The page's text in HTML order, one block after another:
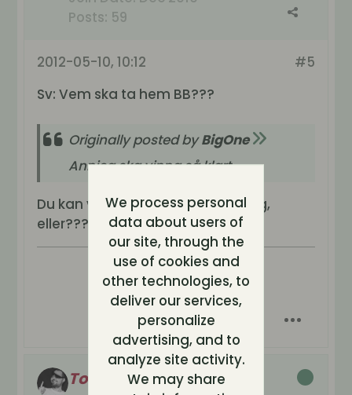
Posts: 59
#5
2012-05-10, 10:12
Sv: Vem ska ta hem BB???
Originally posted byBigOne
Annica ska vinna så klart
Du kan väl ändå inte vara allvarlig,
eller???????????
Tornevall
We process personal
data about users of
our site, through the
use of cookies and
other technologies, to
deliver our services,
personalize
advertising, and to
analyze site activity.
We may share